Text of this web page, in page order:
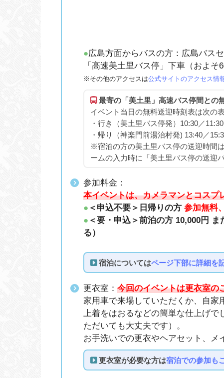
●広島方面からバスの方：広島バス
「高速美土里バス停」下車（およそ
※その他のアクセスは公式サイトのアクセス情
最寄の「美土里」高速バス停間との
イベント当日の無料送迎時刻表は次の
・行き（美土里バス停発）10:30／
・帰り（神楽門前湯治村発) 13:40／
※宿泊の方の美土里バス停の送迎時間
ームの入力時に「美土里バス停の送迎
参加料金：
本イベントは、カメラマンとコスプ
● ＜申込不要＞日帰りの方 参加無料
● ＜要・申込＞前泊の方 10,000円
る）
宿泊についてはページ下部に詳細を
更衣室： 今回のイベントは更衣室の
家用車で来場していただくか、自
上着をはおるなどの簡単な仕上げ
ただいても大丈夫です）。
お手洗いでの更衣やヘアセット、メ
更衣室が必要な方は宿泊での参加も